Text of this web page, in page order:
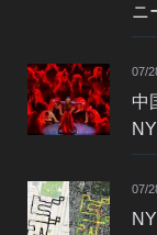
ニ
07/
中
07/